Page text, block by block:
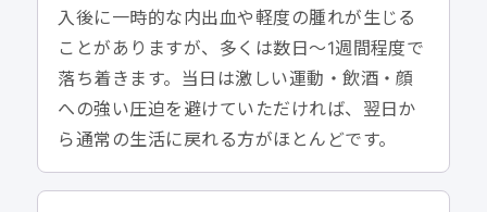
入後に一時的な内出血や軽度の腫れが生じる
ことがありますが、多くは数日〜1週間程度で
落ち着きます。当日は激しい運動・飲酒・顔
への強い圧迫を避けていただければ、翌日か
ら通常の生活に戻れる方がほとんどです。